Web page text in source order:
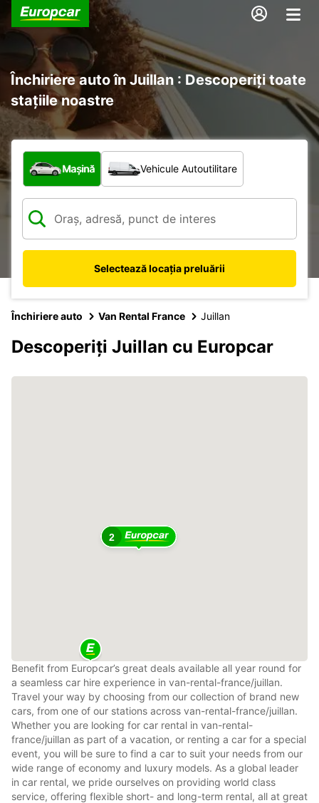
Închiriere auto în Juillan : Descoperiți toate
stațiile noastre
Ce tip de vehicul?
Mașină Vehicule Autoutilitare
Selectează locația preluării
Închiriere auto Van Rental France Juillan
Descoperiți Juillan cu Europcar
2
Benefit from Europcar’s great deals available all year round for
a seamless car hire experience in van-rental-france/juillan.
Travel your way by choosing from our collection of brand new
cars, from one of our stations across van-rental-france/juillan.
Whether you are looking for car rental in van-rental-
france/juillan as part of a vacation, or renting a car for a special
event, you will be sure to find a car to suit your needs from our
wide range of economy and luxury models. As a global leader
in car rental, we pride ourselves on providing world class
service, offering flexible short- and long-term rental, all at great